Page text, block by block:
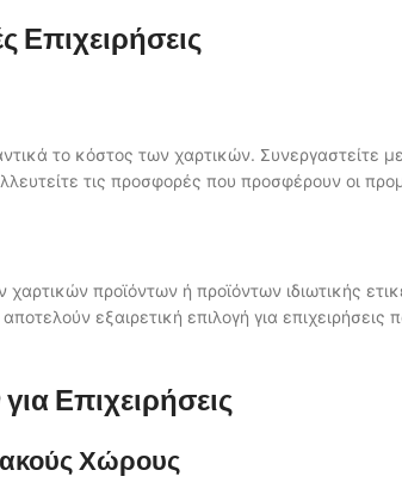
Επιχειρήσεις
το κόστος των χαρτικών. Συνεργαστείτε
τις προσφορές που προσφέρουν οι
προϊόντων ή προϊόντων ιδιωτικής
εξαιρετική επιλογή για
Επιχειρήσεις
Χώρους